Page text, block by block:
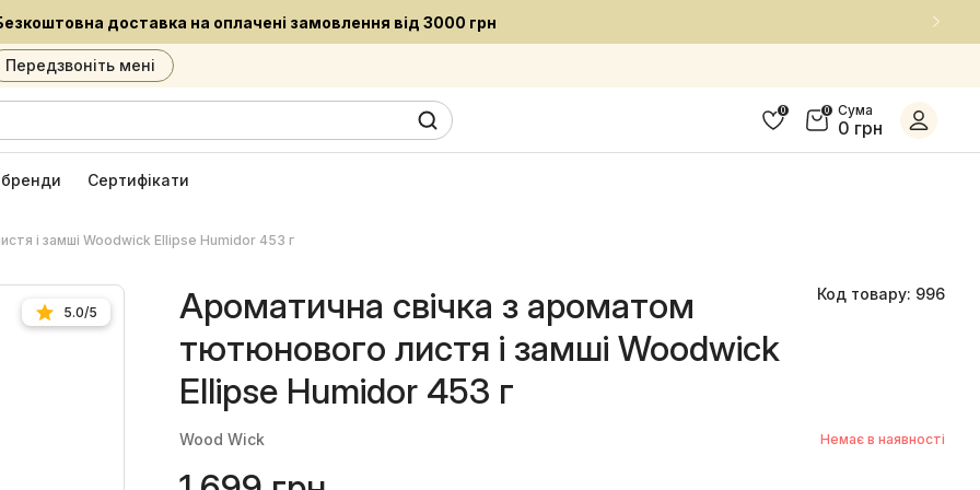
Встигни придбати улюблені засоби за
Передзвоніть мені
0 0 Сума
0 грн
бренди Сертифікати
і замші Woodwick Ellipse Humidor 453 г
5.0/5 5.0/5
Ароматична свічка з ароматом
тютюнового листя і замші Woodwick
Ellipse Humidor 453 г
Код товару: 996
Wood Wick Немає в наявності